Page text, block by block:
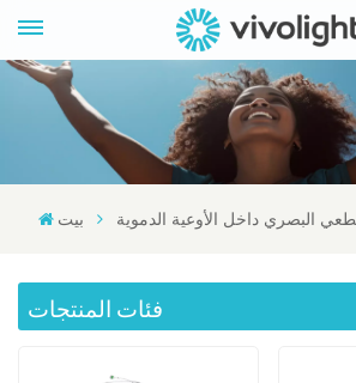
بيت البصري داخل الأوعية الدموية
فئات المنتجات